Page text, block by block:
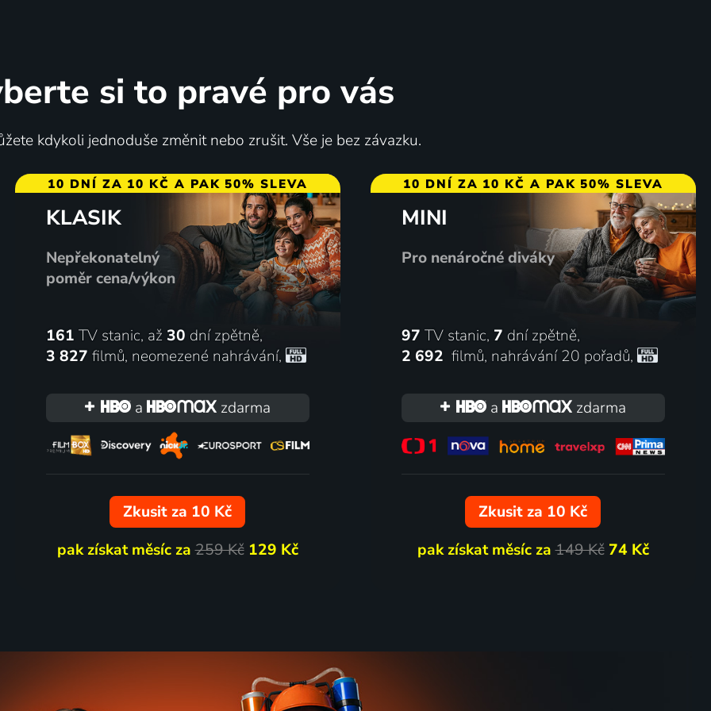
2004 | USA | Animovaný, Dobrodružný, Komedie, Rodinný 2005 | Kanada | Thriller, Dobrodružný
2008 | USA | Animovaný, Dobrodružný, Komedie, Rodinný
%
Factory
71%
59 21
si to pravé pro vás
kdykoli jednoduše změnit nebo zrušit. Vše je bez závazku.
10 DNÍ ZA 10 KČ A PAK 50% SLEVA
KLASIK
Nepřekonatelný
poměr cena/výkon
161 TV stanic, až 30 dní zpětně,
3 827 filmů, neomezené nahrávání,
a zdarma
Zkusit za 10 Kč
pak získat měsíc za259 Kč 129 Kč
10 DNÍ ZA 10 KČ A PAK 50% SLEVA
MINI
Pro nenáročné diváky
97 TV stanic, 7 dní zpětně,
2 692 filmů, nahrávání 20 pořadů,
a zdarma
Zkusit za 10 Kč
pak získat měsíc za149 Kč 74 Kč